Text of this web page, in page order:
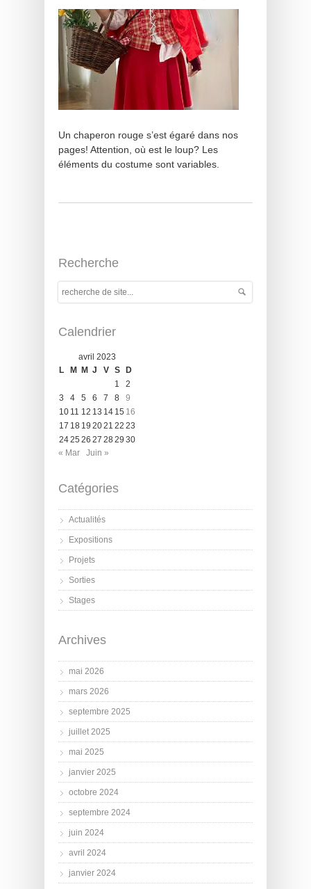
Un chaperon rouge s’est égaré dans nos
pages! Attention, où est le loup? Les
éléments du costume sont variables.
Recherche
Calendrier
avril 2023
L
M M J V S D
1
2
3
4 5 6 7 8
9
10 11 12 13 14 15 16
17 18 19 2021 22 23
2425 26 27 2829 30
« Mar
Juin »
Catégories
Actualités
Expositions
Projets
Sorties
Stages
Archives
mai 2026
mars 2026
septembre 2025
juillet 2025
mai 2025
janvier 2025
octobre 2024
septembre 2024
juin 2024
avril 2024
janvier 2024